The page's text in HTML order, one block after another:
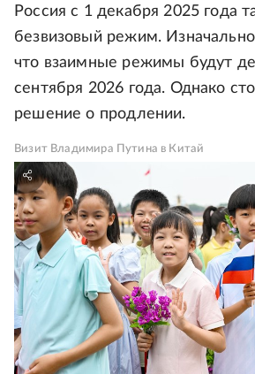
Россия с 1 декабря 2025 года
безвизовый режим.
что взаимные режимы будут
сентября 2026 года. Однако
решение о продлении.
Визит Владимира Путина в Китай